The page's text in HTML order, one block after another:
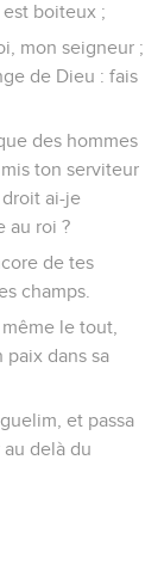
boiteux ;
mon seigneur ;
de Dieu : fais
des hommes
ton serviteur
ai-je
au roi ?
de tes
champs.
le tout,
paix dans sa
et passa
delà du